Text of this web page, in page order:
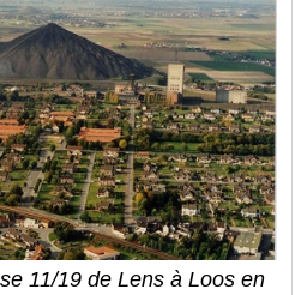
11/19 de Lens à Loos en